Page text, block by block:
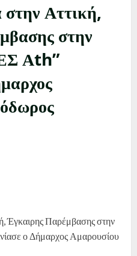
Αττική,
στην
Αth”